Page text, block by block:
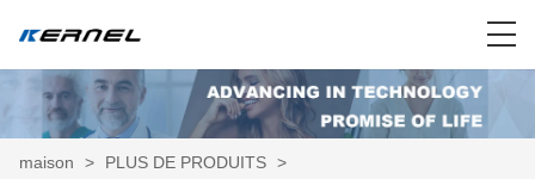
maison > PLUS DE PRODUITS >